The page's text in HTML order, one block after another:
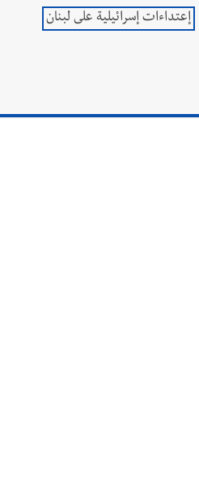
إعتداءات إسرائيلية على لبنان